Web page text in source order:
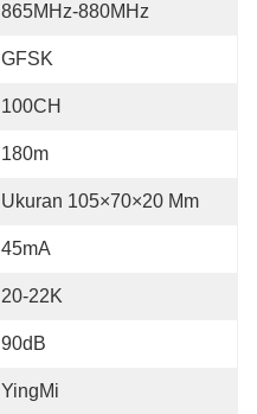
865MHz-880MHz
GFSK
100CH
180m
Ukuran 105×70×20 Mm
45mA
20-22K
90dB
YingMi